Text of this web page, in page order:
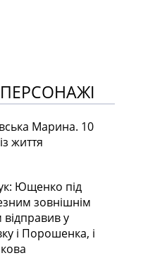
Марина. 10
життя
Ющенко під
зовнішнім
відправив у
і Порошенка, і